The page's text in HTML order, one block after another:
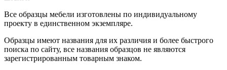
Все образцы мебели изготовлены по индивидуальному
проекту в единственном экземпляре.
Образцы имеют названия для их различия и более быстрого
поиска по сайту, все названия образцов не являются
зарегистрированным товарным знаком.